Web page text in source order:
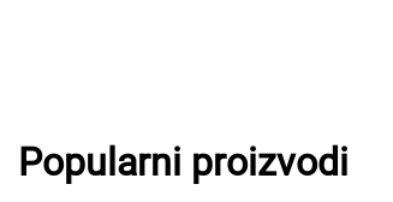
Popularni proizvodi